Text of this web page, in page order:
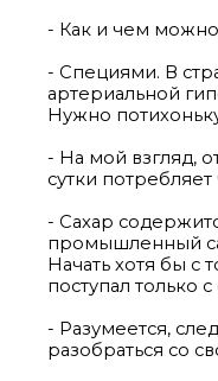
- Как и чем можно
- Специями. В
артериальной
Нужно
- На мой взгляд,
сутки
- Сахар
промышленный
Начать хотя бы с
поступал только
- Разумеется,
разобраться со